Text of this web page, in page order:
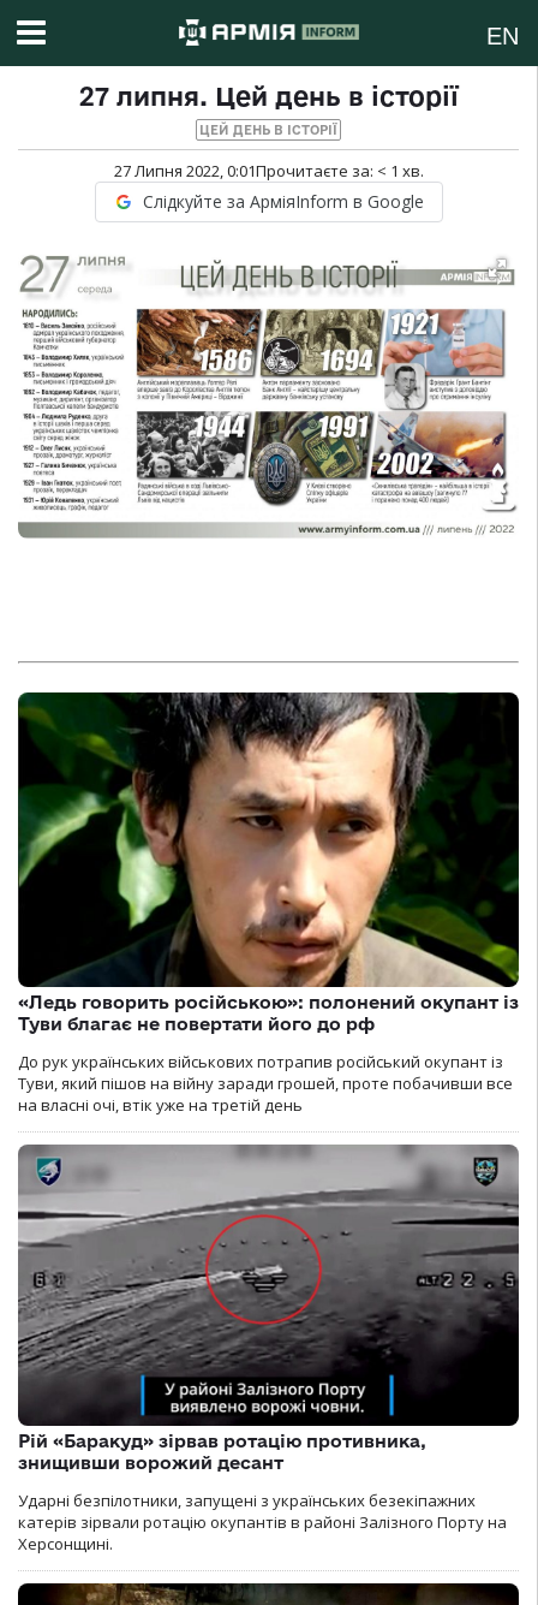
EN
27 липня. Цей день в історії
ЦЕЙ ДЕНЬ В ІСТОРІЇ
27 Липня 2022, 0:01Прочитаєте за: < 1 хв.
Слідкуйте за АрміяInform в Google
«Ледь говорить російською»: полонений окупант із
Туви благає не повертати його до рф
До рук українських військових потрапив російський окупант із
Туви, який пішов на війну заради грошей, проте побачивши все
на власні очі, втік уже на третій день
Рій «Баракуд» зірвав ротацію противника,
знищивши ворожий десант
Ударні безпілотники, запущені з українських безекіпажних
катерів зірвали ротацію окупантів в районі Залізного Порту на
Херсонщині.